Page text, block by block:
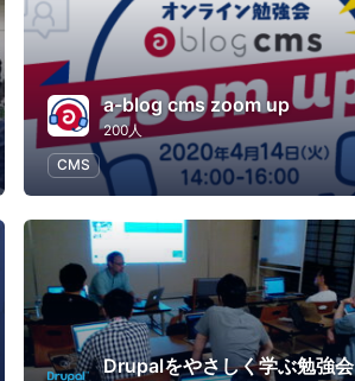
UX
a-blog cms zoom up
200人
CMS
Drupalをやさしく学ぶ勉強会